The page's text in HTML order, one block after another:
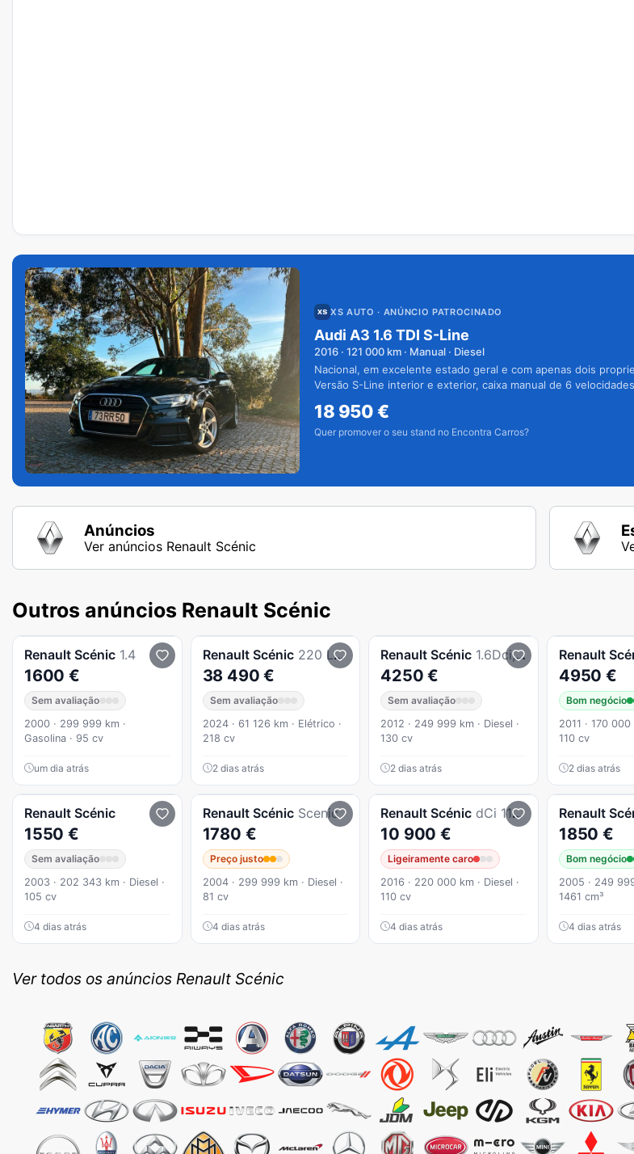
XS AUTO · ANÚNCIO PATROCINADO
Audi A3 1.6 TDI S-Line
2016 · 121 000 km · Manual · Diesel
Nacional, em excelente estado geral e com apenas dois
Versão S-Line interior e exterior, caixa manual de 6
18 950€
Quer promover o seu stand no Encontra Carros?
Anúncios
Ver anúncios Renault Scénic
Outros anúncios Renault Scénic
Renault Scénic 1.4
1600 €
Sem avaliação
2000 · 299 999 km ·
Gasolina · 95 cv
um dia atrás
Renault Scénic 220 Long Range Esprit Alpine
38 490 €
Sem avaliação
2024 · 61 126 km · Elétrico ·
218 cv
2 dias atrás
Renault Scénic 1.6Dci, 130cv, ano 2012
4250 €
Sem avaliação
2012 · 249 999 km · Diesel ·
130 cv
2 dias atrás
Renault
4950 €
Bom negócio
2011 · 170 000
110 cv
2 dias atrás
Renault Scénic
1550 €
Sem avaliação
2003 · 202 343 km · Diesel ·
105 cv
4 dias atrás
Renault Scénic Scenic
1780 €
Preço justo
2004 · 299 999 km · Diesel ·
81 cv
4 dias atrás
Renault Scénic dCi 110 EDC LIMITED
10 900 €
Ligeiramente caro
2016 · 220 000 km · Diesel ·
110 cv
4 dias atrás
Renault
1850 €
Bom negócio
2005 · 249
1461 cm³
4 dias atrás
Ver todos os anúncios Renault Scénic